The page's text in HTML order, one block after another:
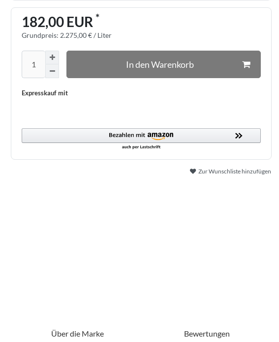
182,00 EUR *
Grundpreis: 2.275,00 € / Liter
In den Warenkorb
Expresskauf mit
Zur Wunschliste hinzufügen
Über die Marke Bewertungen